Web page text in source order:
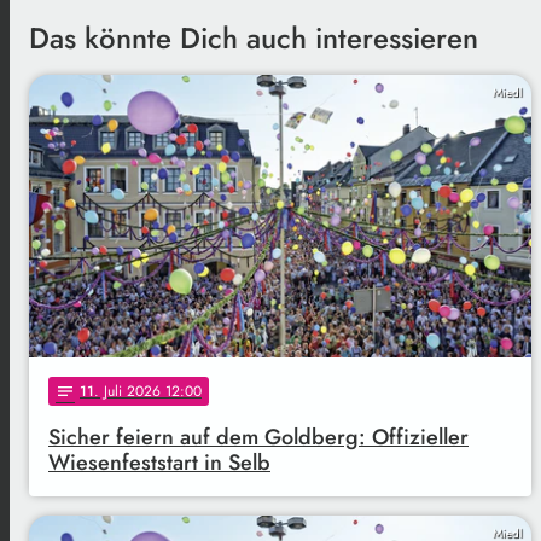
Das könnte Dich auch interessieren
Miedl
notes 11. Juli 2026 12:00
Sicher feiern auf dem Goldberg: Offizieller
Wiesenfeststart in Selb
Miedl